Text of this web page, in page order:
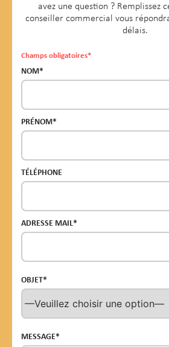
avez une question ? Remplissez
conseiller commercial vous
délais.
Champs obligatoires*
NOM*
PRÉNOM*
TÉLÉPHONE
ADRESSE MAIL*
OBJET*
MESSAGE*